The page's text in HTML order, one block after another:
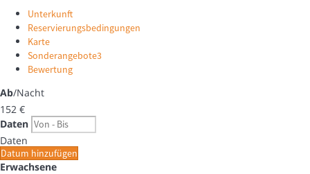
Unterkunft
Reservierungsbedingungen
Karte
Sonderangebote3
Bewertung
Ab/Nacht
152 €
Daten
Daten
Datum hinzufügen
Erwachsene